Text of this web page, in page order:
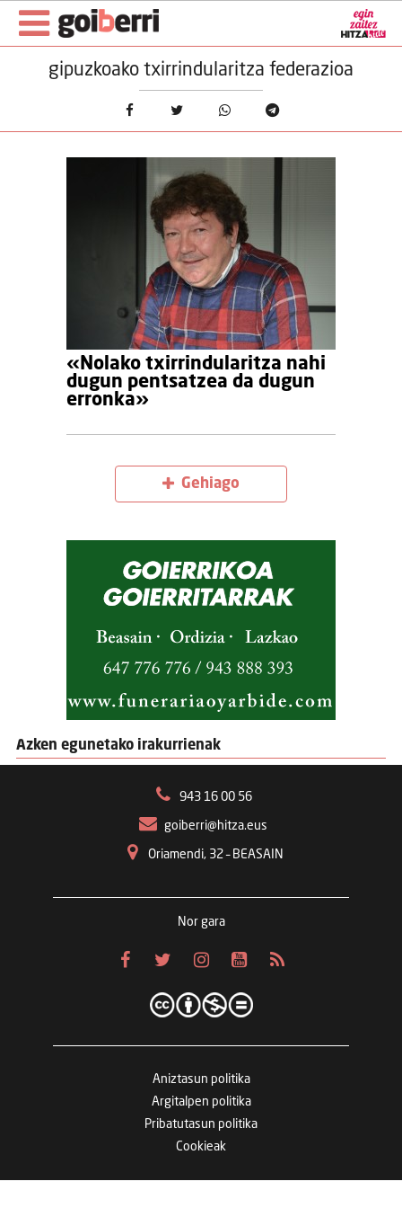
gipuzkoako txirrindularitza federazioa
«Nolako txirrindularitza nahi
dugun pentsatzea da dugun
erronka»
Gehiago
Azken egunetako irakurrienak
943 16 00 56
goiberri@hitza.eus
Oriamendi, 32 – BEASAIN
Nor gara
Aniztasun politika
Argitalpen politika
Pribatutasun politika
Cookieak